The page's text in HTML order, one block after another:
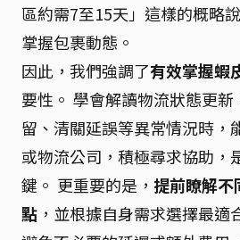
區約需7至15天」這樣的概略
掌握包裹動態。
因此，我們強調了有效掌握蝦
要性。 學會解讀物流狀態更
留、清關延誤等異常情況時，
或物流公司，積極尋求協助，
鍵。 更重要的是， 提前瞭解
點 ，並根據自身需求選擇最適